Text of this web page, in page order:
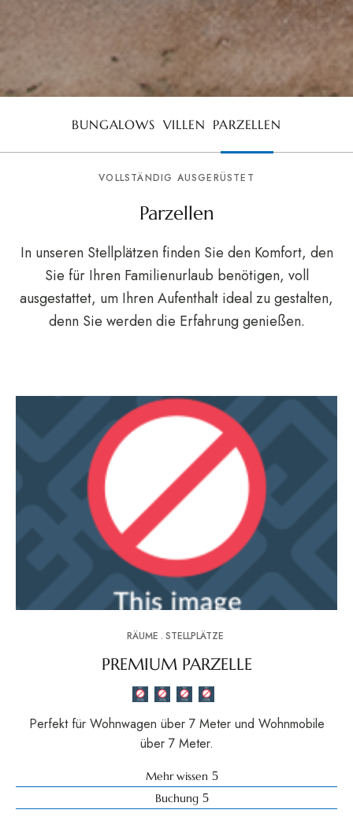
BUNGALOWS VILLEN PARZELLEN
VOLLSTÄNDIG AUSGERÜSTET
Parzellen
In unseren Stellplätzen finden Sie den Komfort, den
Sie für Ihren Familienurlaub benötigen, voll
ausgestattet, um Ihren Aufenthalt ideal zu gestalten,
denn Sie werden die Erfahrung genießen.
RÄUME STELLPLÄTZE
PREMIUM PARZELLE
Perfekt für Wohnwagen über 7 Meter und Wohnmobile
über 7 Meter.
Mehr wissen
Buchung